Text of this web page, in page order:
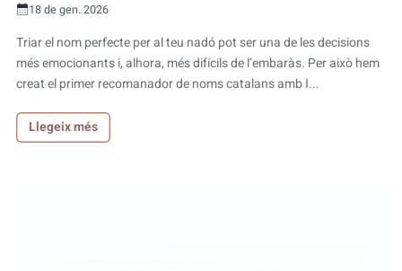
18 de gen. 2026
Triar el nom perfecte per al teu nadó pot ser una de les decisions
més emocionants i, alhora, més difícils de l’embaràs. Per això hem
creat el primer recomanador de noms catalans amb I...
Llegeix més